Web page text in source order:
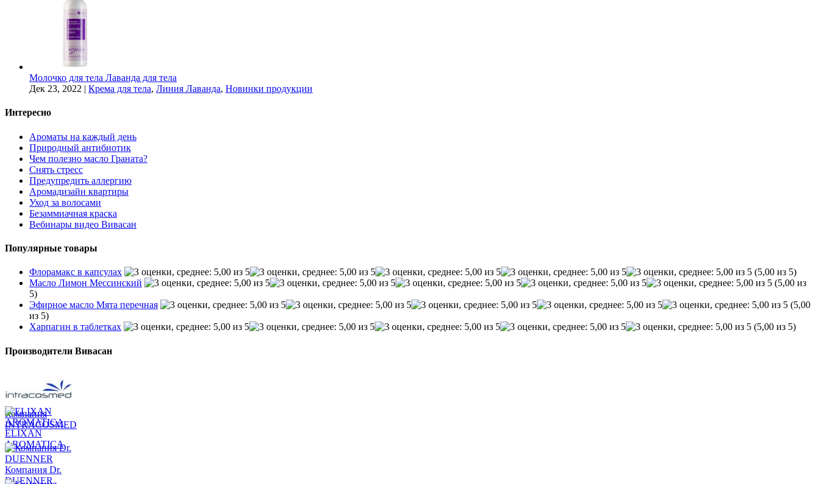
Молочко для тела Лаванда для тела
Дек 23, 2022 | Крема для тела, Линия Лаванда, Новинки продукции
Интересно
Ароматы на каждый день
Природный антибиотик
Чем полезно масло Граната?
Снять стресс
Предупредить аллергию
Аромадизайн квартиры
Уход за волосами
Безаммиачная краска
Вебинары видео Вивасан
Популярные товары
Флорамакс в капсулах
(5,00 из 5)
Масло Лимон Мессинский
(5,00 из
5)
Эфирное масло Мята перечная
(5,00
из 5)
Харпагин в таблетках
(5,00 из 5)
Производители Вивасан
Компания
INTRACOSMED
ELIXAN
AROMATICA
Компания Dr.
DUENNER